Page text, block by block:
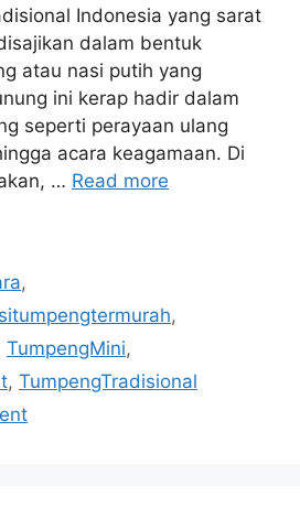
Indonesia yang sarat
dalam bentuk
atau nasi putih yang
ini kerap hadir dalam
seperti perayaan ulang
acara keagamaan. Di
… Read more
,
,
TumpengMini,
, TumpengTradisional